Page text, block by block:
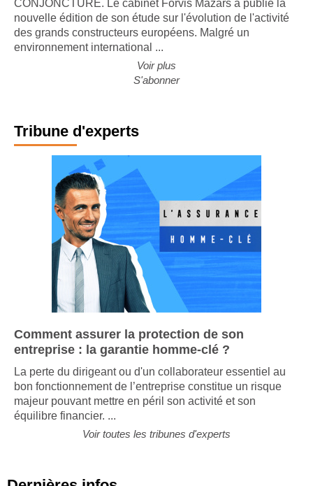
CONJONCTURE. Le cabinet Forvis Mazars a publié la
nouvelle édition de son étude sur l'évolution de l'activité
des grands constructeurs européens. Malgré un
Voir plus
Tribune d'experts
Comment assurer la protection de son
entreprise : la garantie homme-clé ?
La perte du dirigeant ou d'un collaborateur essentiel au
bon fonctionnement de l’entreprise constitue un risque
majeur pouvant mettre en péril son activité et son